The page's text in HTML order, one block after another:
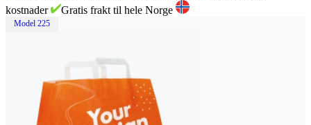
kostnader
Gratis frakt til hele Norge
Model 225